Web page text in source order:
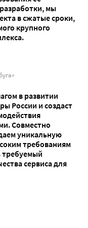
мы
в сжатые сроки,
крупного
в развитии
России и создаст
Совместно
уникальную
требованиям
требуемый
сервиса для